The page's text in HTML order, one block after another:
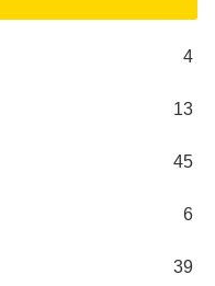
4
13
45
6
39